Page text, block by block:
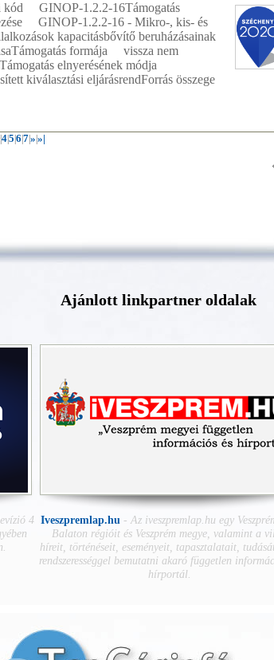
kód GINOP-1.2.2-16Támogatás
GINOP-1.2.2-16 - Mikro-, kis- és
kapacitásbővítő beruházásainak
formája vissza nem
elnyerésének módja
kiválasztási eljárásrendForrás összege
45 6 7» »|
Ajánlott linkpartner oldalak
4 Iveszpremlap.hu - Az iveszpremlap.hu egy
Balaton régióit és Veszprém megye, valamint a
híreit, történéseit, eseményeit, tapasztalatait,
rendszerességgel bemutatni akaró független
hírportál.